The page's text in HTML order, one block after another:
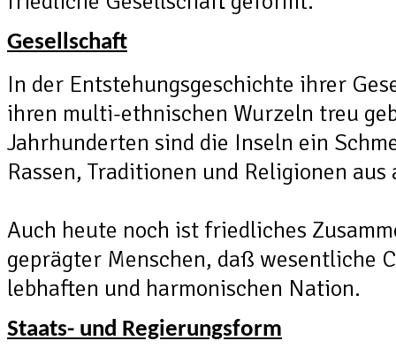
Gesellschaft
In der Entstehungsgeschichte ihrer
ihren multi-ethnischen Wurzeln treu
Jahrhunderten sind die Inseln ein
Rassen, Traditionen und Religionen
Auch heute noch ist friedliches
geprägter Menschen, daß wesentliche
lebhaften und harmonischen Nation.
Staats- und Regierungsform